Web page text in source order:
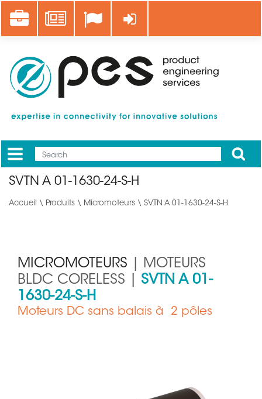
au
contenu
Career News Se connecter
Mobile
Main
Apply
SVTN A 01-1630-24-S-H
Accueil \ Produits \ Micromoteurs \ SVTN A 01-1630-24-S-H
MICROMOTEURS | MOTEURS
BLDC CORELESS | SVTN A 01-
1630-24-S-H
Moteurs DC sans balais à 2 pôles